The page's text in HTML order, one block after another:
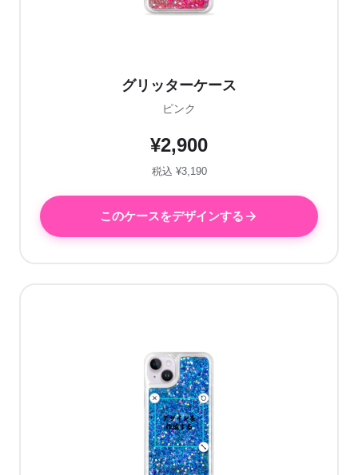
グリッターケース
ピンク
¥2,900
税込 ¥3,190
このケースをデザインする